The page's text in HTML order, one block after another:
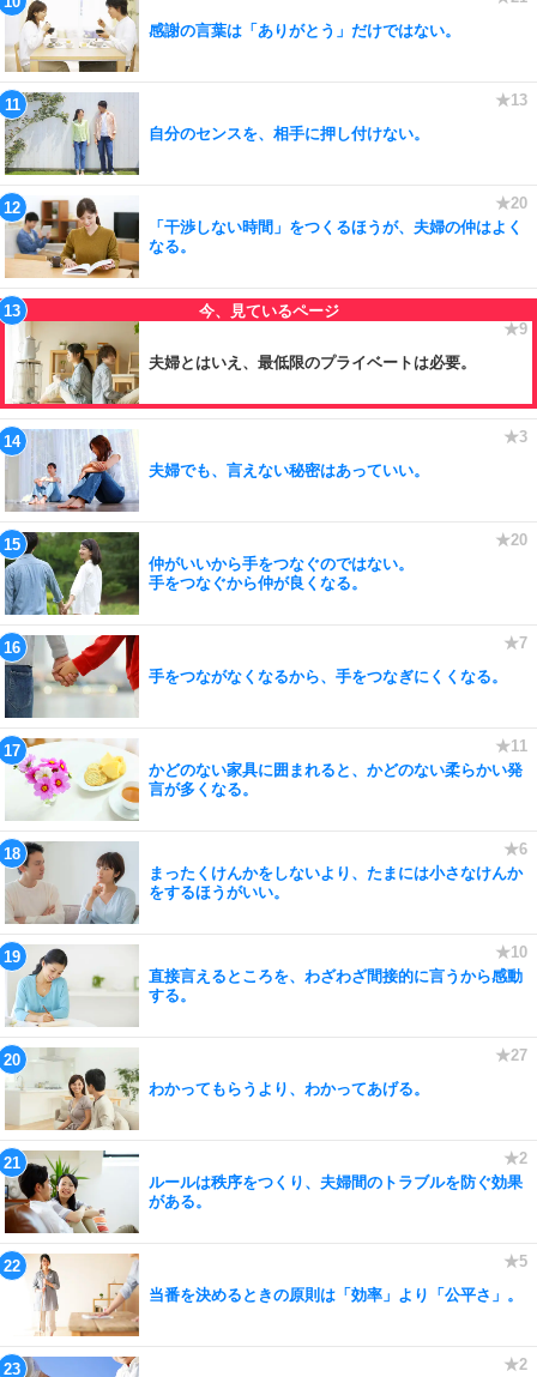
感謝の言葉は「ありがとう」だけではない。
自分のセンスを、相手に押し付けない。
「干渉しない時間」をつくるほうが、夫婦の仲はよく
なる。
夫婦とはいえ、最低限のプライベートは必要。
夫婦でも、言えない秘密はあっていい。
仲がいいから手をつなぐのではない。
手をつなぐから仲が良くなる。
手をつながなくなるから、手をつなぎにくくなる。
かどのない家具に囲まれると、かどのない柔らかい発
言が多くなる。
まったくけんかをしないより、たまには小さなけんか
をするほうがいい。
直接言えるところを、わざわざ間接的に言うから感動
する。
わかってもらうより、わかってあげる。
ルールは秩序をつくり、夫婦間のトラブルを防ぐ効果
がある。
当番を決めるときの原則は「効率」より「公平さ」。